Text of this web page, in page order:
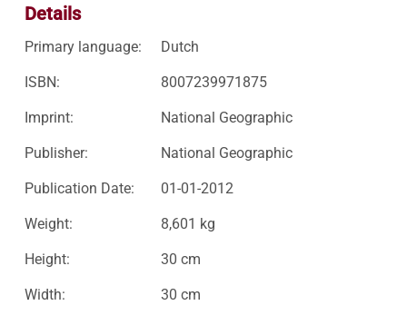
Details
Primary language: Dutch
ISBN: 8007239971875
Imprint: National Geographic
Publisher: National Geographic
Publication Date: 01-01-2012
Weight: 8,601 kg
Height: 30 cm
Width: 30 cm